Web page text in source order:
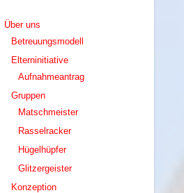
Über uns
Betreuungsmodell
Elterninitiative
Aufnahmeantrag
Gruppen
Matschmeister
Rasselracker
Hügelhüpfer
Glitzergeister
Konzeption